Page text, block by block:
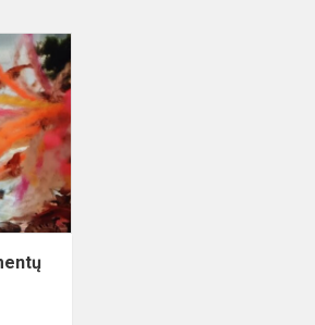
Gamtamokslinių
eksperimentų
konkursas